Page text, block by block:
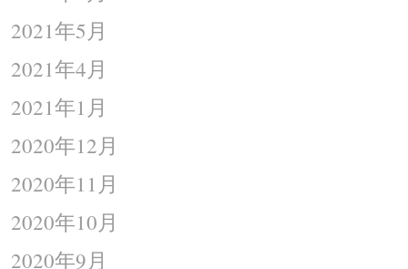
2021年5月
2021年4月
2021年1月
2020年12月
2020年11月
2020年10月
2020年9月